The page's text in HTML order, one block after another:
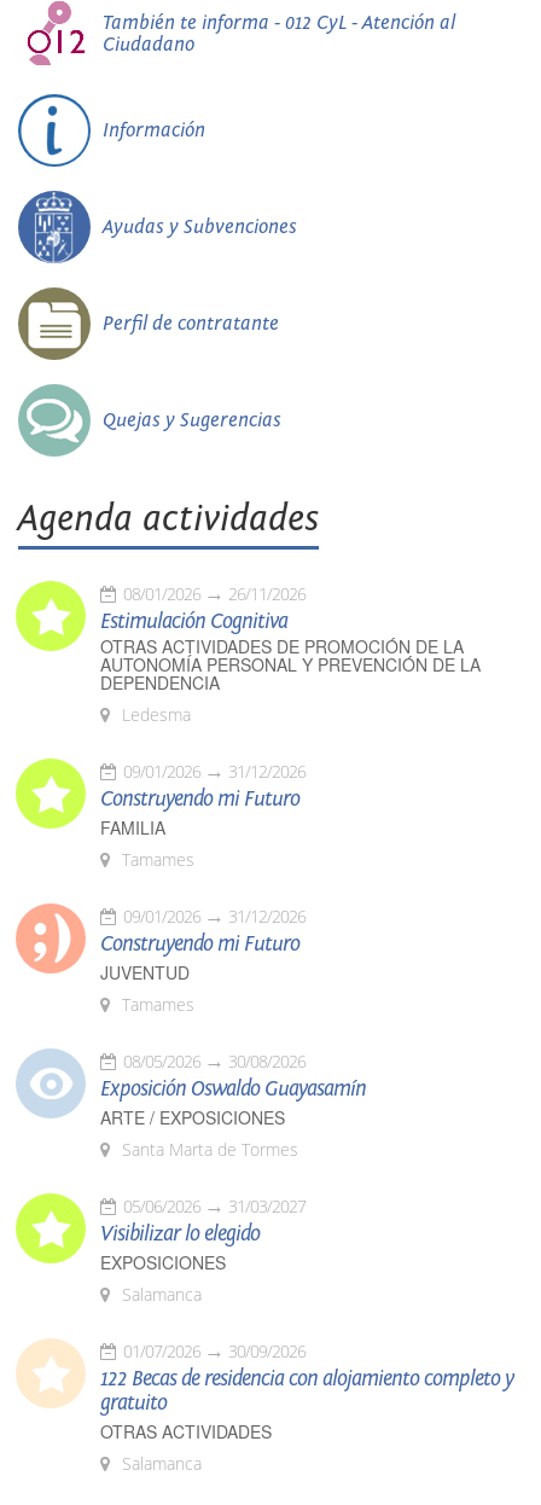
También te informa - 012 CyL - Atención al
Ciudadano
Información
Ayudas y Subvenciones
Perfil de contratante
Quejas y Sugerencias
Agenda actividades
08/01/2026 26/11/2026
Estimulación Cognitiva
OTRAS ACTIVIDADES DE PROMOCIÓN DE LA
AUTONOMÍA PERSONAL Y PREVENCIÓN DE LA
DEPENDENCIA
Ledesma
09/01/2026 31/12/2026
Construyendo mi Futuro
FAMILIA
Tamames
09/01/2026 31/12/2026
Construyendo mi Futuro
JUVENTUD
Tamames
08/05/2026 30/08/2026
Exposición Oswaldo Guayasamín
ARTE / EXPOSICIONES
Santa Marta de Tormes
05/06/2026 31/03/2027
Visibilizar lo elegido
EXPOSICIONES
Salamanca
01/07/2026 30/09/2026
122 Becas de residencia con alojamiento completo y
gratuito
OTRAS ACTIVIDADES
Salamanca